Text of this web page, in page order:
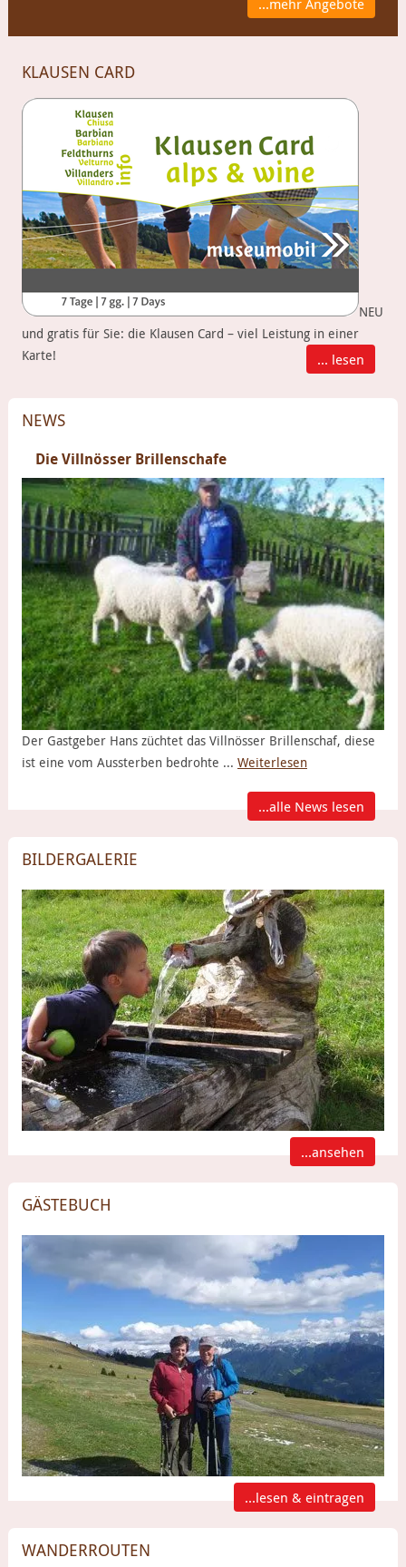
KLAUSEN CARD
NEU
und gratis für Sie: die Klausen Card – viel Leistung in einer
Karte!
... lesen
NEWS
Die Villnösser Brillenschafe
Der Gastgeber Hans züchtet das Villnösser Brillenschaf, diese
ist eine vom Aussterben bedrohte ... Weiterlesen
...alle News lesen
BILDERGALERIE
...ansehen
GÄSTEBUCH
...lesen & eintragen
WANDERROUTEN